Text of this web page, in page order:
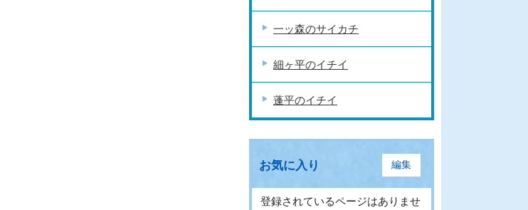
一ッ森のサイカチ
細ヶ平のイチイ
蓬平のイチイ
お気に入り 編集
登録されているページはありませ